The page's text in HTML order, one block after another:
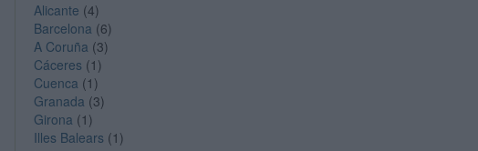
Alicante (4)
Barcelona (6)
A Coruña (3)
Cáceres (1)
Cuenca (1)
Granada (3)
Girona (1)
Illes Balears (1)